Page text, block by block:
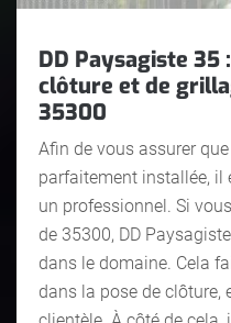
DD Paysagiste 35
clôture et de
35300
Afin de vous assurer
parfaitement installée, il
un professionnel. Si
de 35300, DD
dans le domaine. Cela
dans la pose de clôture,